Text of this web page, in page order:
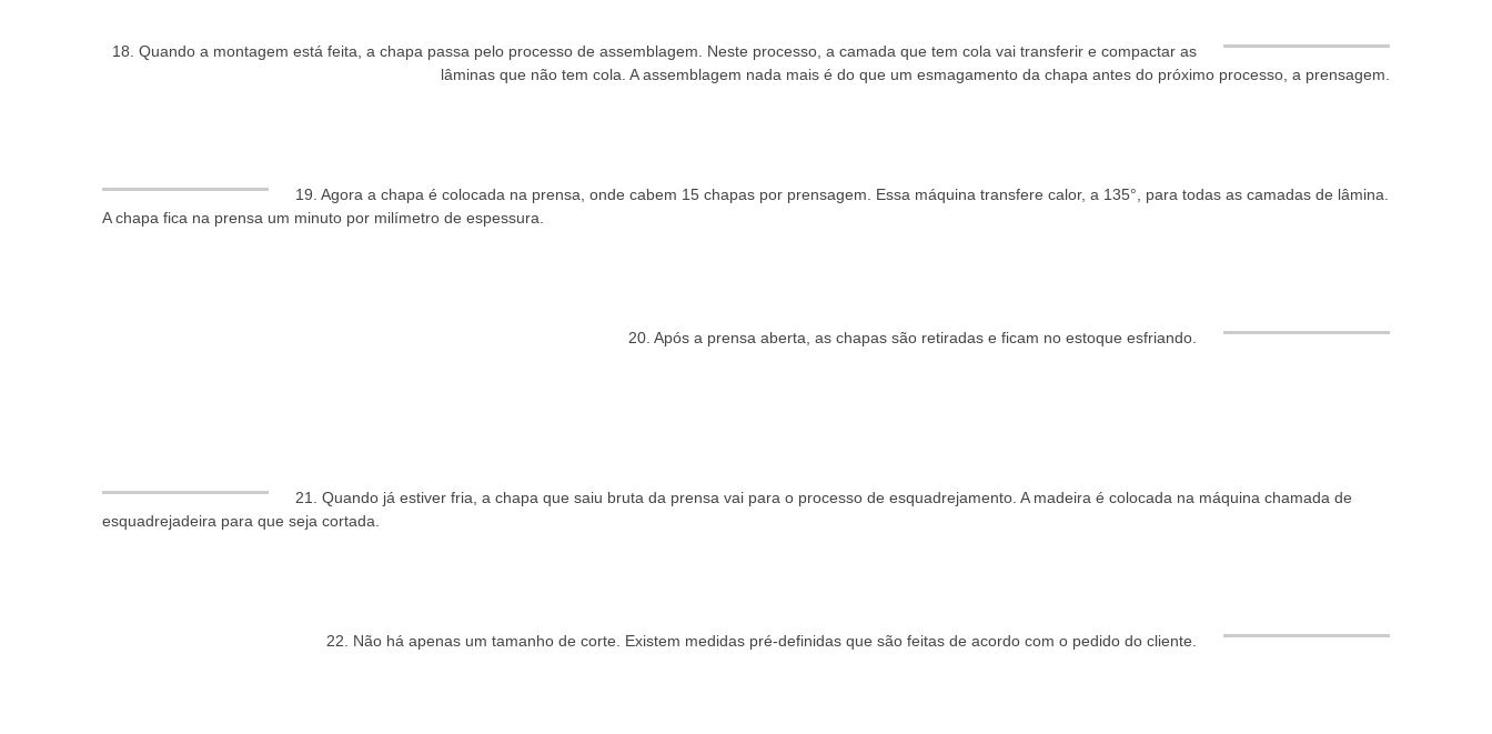
18. Quando a montagem está feita, a chapa passa pelo processo de assemblagem. Neste processo, a camada que tem cola vai transferir e compactar as
lâminas que não tem cola. A assemblagem nada mais é do que um esmagamento da chapa antes do próximo processo, a prensagem.
19. Agora a chapa é colocada na prensa, onde cabem 15 chapas por prensagem. Essa máquina transfere calor, a 135°, para todas as camadas de lâmina.
A chapa fica na prensa um minuto por milímetro de espessura.
20. Após a prensa aberta, as chapas são retiradas e ficam no estoque esfriando.
21. Quando já estiver fria, a chapa que saiu bruta da prensa vai para o processo de esquadrejamento. A madeira é colocada na máquina chamada de
esquadrejadeira para que seja cortada.
22. Não há apenas um tamanho de corte. Existem medidas pré-definidas que são feitas de acordo com o pedido do cliente.